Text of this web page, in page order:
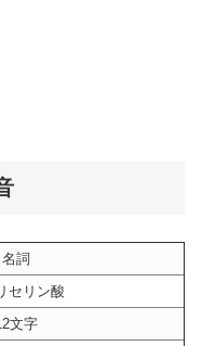
名詞
セリン酸
文字